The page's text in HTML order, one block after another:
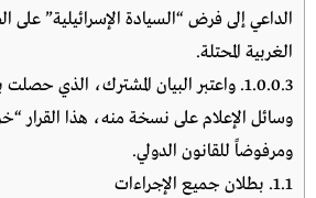
الداعي إلى فرض “السيادة الإسرائيلية” على
الغربية المحتلة.
1.0.0.3. واعتبر البيان المشترك، الذي
وسائل الإعلام على نسخة منه، هذا القرار
ومرفوضاً للقانون الدولي.
1.1. بطلان جميع الإجراءات